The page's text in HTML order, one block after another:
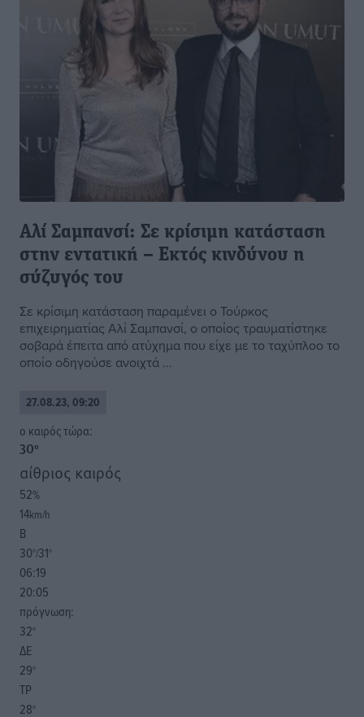
Αλί Σαμπανσί: Σε κρίσιμη κατάσταση
στην εντατική – Εκτός κινδύνου η
σύζυγός του
Σε κρίσιμη κατάσταση παραμένει ο Τούρκος
επιχειρηματίας Αλί Σαμπανσί, ο οποίος τραυματίστηκε
σοβαρά έπειτα από ατύχημα που είχε με το ταχύπλοο το
οποίο οδηγούσε ανοιχτά ...
27.08.23, 09:20
o καιρός τώρα:
30°
αίθριος καιρός
52%
14km/h
Β
30°/31°
06:19
20:05
πρόγνωση:
32°
ΔΕ
29°
ΤΡ
28°